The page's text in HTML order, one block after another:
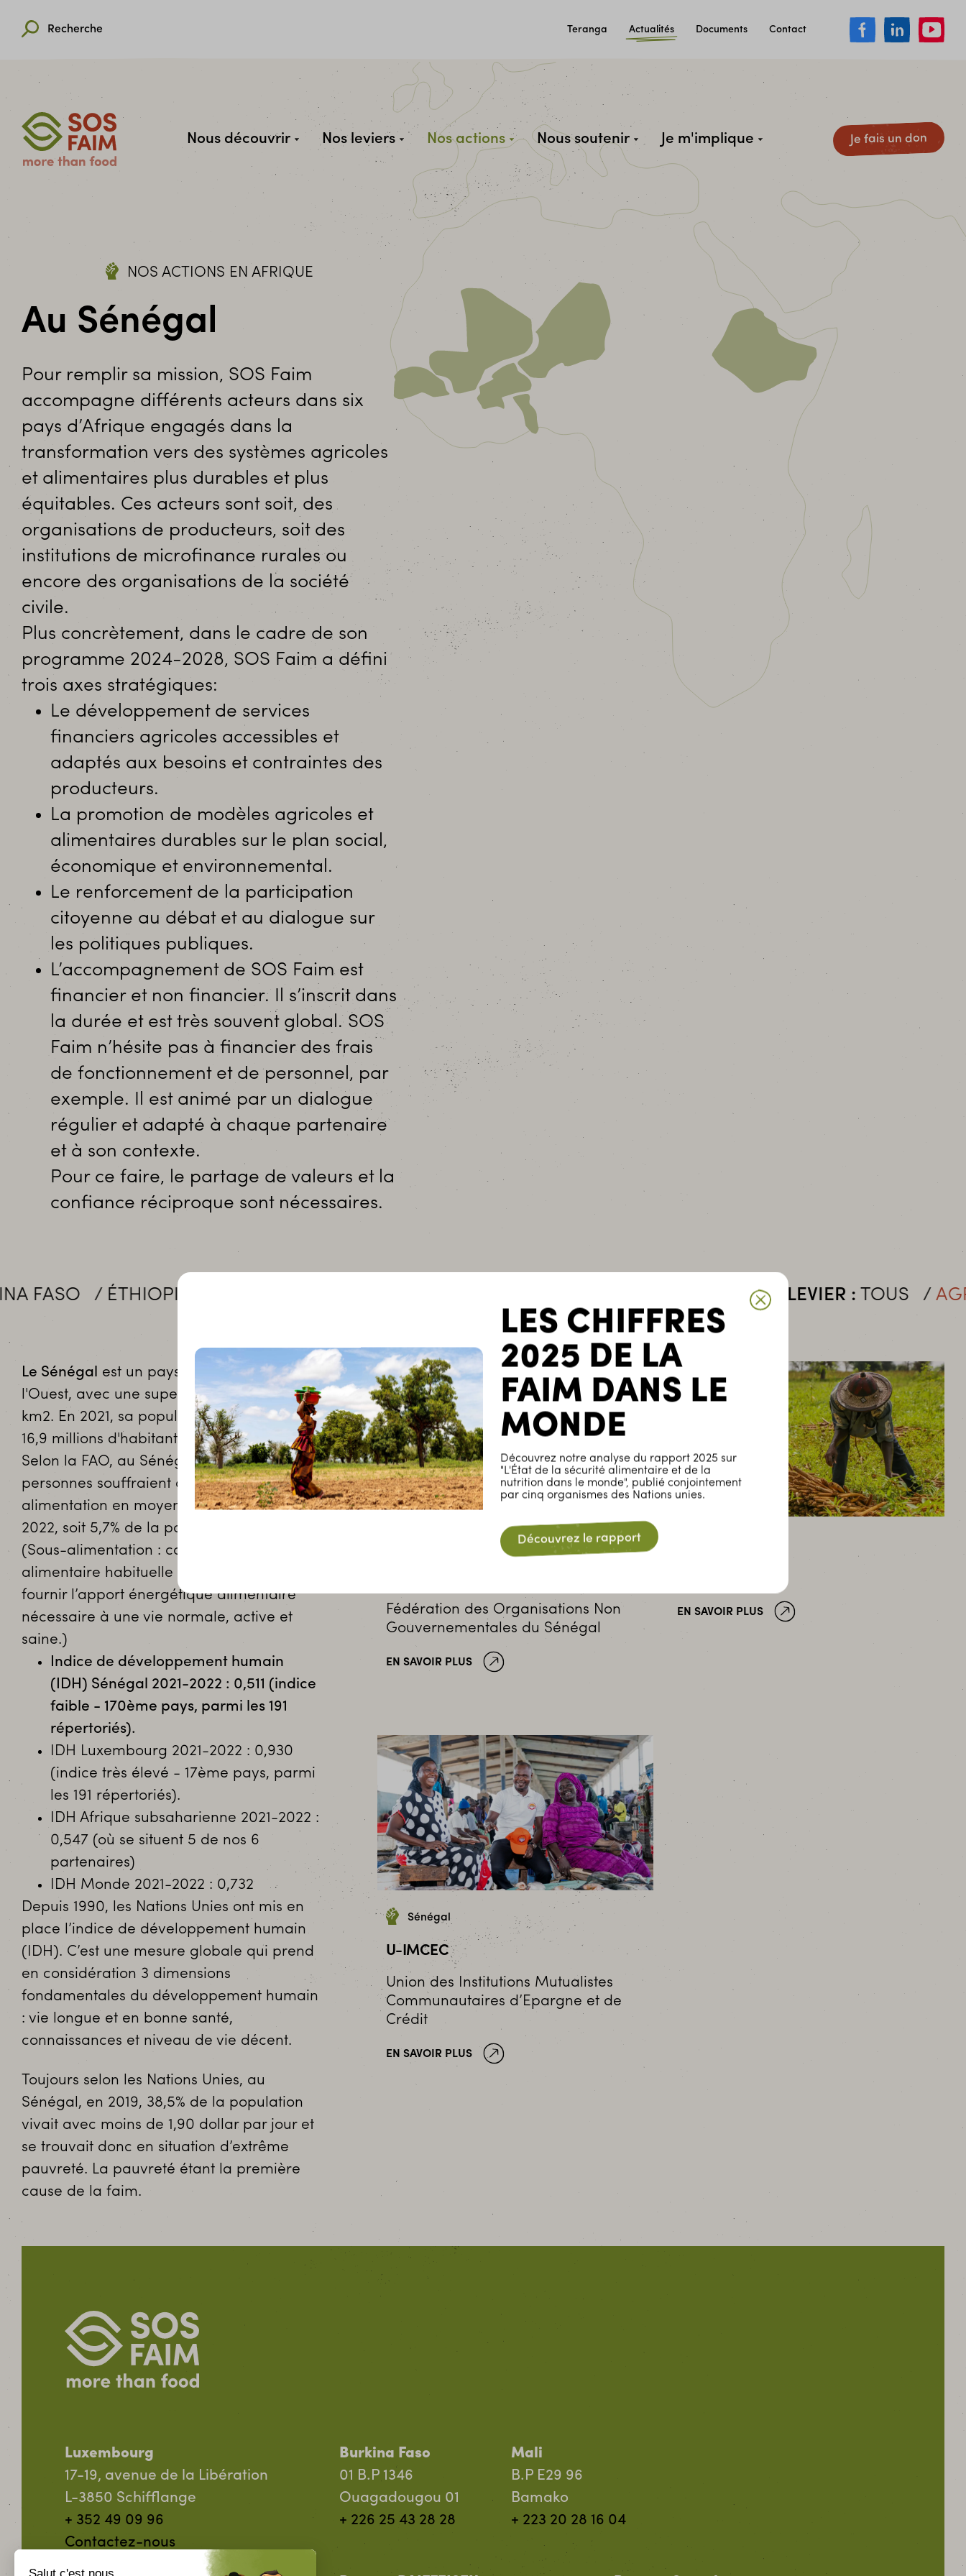
Recherche Teranga Actualités Documents Contact
Nous découvrir Nos leviers Nos actions Nous soutenir Je m'implique Je fais un don
NOS ACTIONS EN AFRIQUE
Au Sénégal
Pour remplir sa mission, SOS Faim
accompagne différents acteurs dans six
pays d’Afrique engagés dans la
transformation vers des systèmes agricoles
et alimentaires plus durables et plus
équitables. Ces acteurs sont soit, des
organisations de producteurs, soit des
institutions de microfinance rurales ou
encore des organisations de la société
civile.
Plus concrètement, dans le cadre de son
programme 2024-2028, SOS Faim a défini
trois axes stratégiques:
Le développement de services
financiers agricoles accessibles et
adaptés aux besoins et contraintes des
producteurs.
La promotion de modèles agricoles et
alimentaires durables sur le plan social,
économique et environnemental.
Le renforcement de la participation
citoyenne au débat et au dialogue sur
les politiques publiques.
L’accompagnement de SOS Faim est
financier et non financier. Il s’inscrit dans
la durée et est très souvent global. SOS
Faim n’hésite pas à financier des frais
de fonctionnement et de personnel, par
exemple. Il est animé par un dialogue
régulier et adapté à chaque partenaire
et à son contexte.
Pour ce faire, le partage de valeurs et la
confiance réciproque sont nécessaires.
ÉTHIOPIE MALI FILTRER PAR LEVIER : TOUS
Le Sénégal
est un pays situé en Afrique de
l'Ouest, avec une superficie de 196 710
km2. En 2021, sa population était d'environ
16,9 millions d'habitants.
Selon la FAO, au Sénégal, 1 million de
personnes souffraient de sous-
alimentation en moyenne entre 2020 et
2022, soit 5,7% de la population.
(Sous-alimentation : consommation
alimentaire habituelle insuffisante pour
fournir l’apport énergétique alimentaire
nécessaire à une vie normale, active et
saine.)
Indice de développement humain
(IDH) Sénégal 2021-2022 : 0,511 (indice
faible - 170ème pays, parmi les 191
répertoriés).
IDH Luxembourg 2021-2022 : 0,930
(indice très élevé - 17ème pays, parmi
les 191 répertoriés).
IDH Afrique subsaharienne 2021-2022 :
0,547 (où se situent 5 de nos 6
partenaires)
IDH Monde 2021-2022 : 0,732
Depuis 1990, les Nations Unies ont mis en
place l’indice de développement humain
(IDH). C’est une mesure globale qui prend
en considération 3 dimensions
fondamentales du développement humain
: vie longue et en bonne santé,
connaissances et niveau de vie décent.
Toujours selon les Nations Unies, au
Sénégal, en 2019, 38,5% de la population
vivait avec moins de 1,90 dollar par jour et
se trouvait donc en situation d’extrême
pauvreté. La pauvreté étant la première
cause de la faim.
Fédération des Organisations Non
Gouvernementales du Sénégal
EN SAVOIR PLUS
EN SAVOIR PLUS
Sénégal
U-IMCEC
Union des Institutions Mutualistes
Communautaires d’Epargne et de
Crédit
EN SAVOIR PLUS
Luxembourg
17-19, avenue de la Libération
L-3850 Schifflange
+ 352 49 09 96
Contactez-nous
Burkina Faso
01 B.P 1346
Ouagadougou 01
+ 226 25 43 28 28
Mali
B.P E29 96
Bamako
+ 223 20 28 16 04
LES CHIFFRES
2025 DE LA
FAIM DANS LE
MONDE
Découvrez notre analyse du rapport 2025 sur
"L'État de la sécurité alimentaire et de la
nutrition dans le monde", publié conjointement
par cinq organismes des Nations unies.
Découvrez le rapport